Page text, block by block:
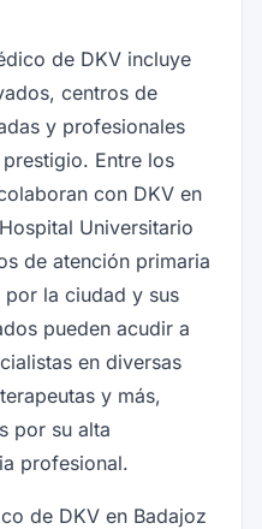
de DKV incluye
centros de
y profesionales
Entre los
con DKV en
Universitario
de atención primaria
la ciudad y sus
pueden acudir a
en diversas
y más,
por su alta
profesional.
de DKV en Badajoz